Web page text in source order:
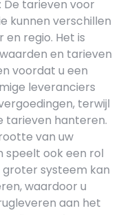
De tarieven voor
kunnen verschillen
regio. Het is
en tarieven
voordat u een
leveranciers
terwijl
tarieven hanteren.
van uw
speelt ook een rol
groter systeem kan
waardoor u
aan het